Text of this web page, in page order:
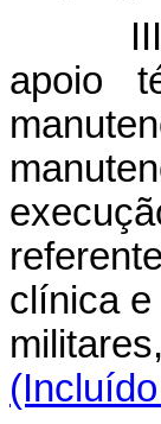
III -
apoio
clínica